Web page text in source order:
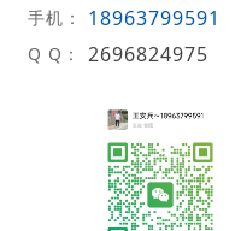
手机： 18963799591
Q Q： 2696824975